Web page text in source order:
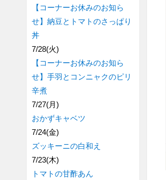
【コーナーお休みのお知ら
せ】納豆とトマトのさっぱり
丼
7/28(火)
【コーナーお休みのお知ら
せ】手羽とコンニャクのピリ
辛煮
7/27(月)
おかずキャベツ
7/24(金)
ズッキーニの白和え
7/23(木)
トマトの甘酢あん